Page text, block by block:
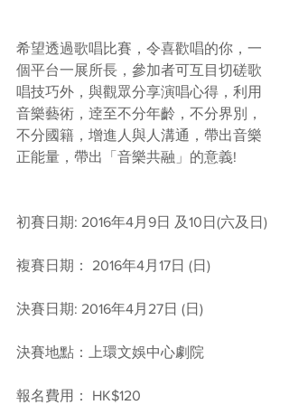
希望透過歌唱比賽，令喜歡唱的你，一
個平台一展所長，參加者可互目切磋歌
唱技巧外，與觀眾分享演唱心得，利用
音樂藝術，逹至不分年齡，不分界別，
不分國籍，增進人與人溝通，帶出音樂
正能量，帶出「音樂共融」的意義!
初賽日期: 2016年4月9日 及10日(六及日)
複賽日期： 2016年4月17日 (日)
決賽日期: 2016年4月27日 (日)
決賽地點：上環文娛中心劇院
報名費用： HK$120